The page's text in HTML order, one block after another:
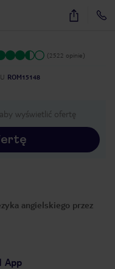
26
(2522 opinie)
ROM15148
wyświetlić ofertę
angielskiego przez
App